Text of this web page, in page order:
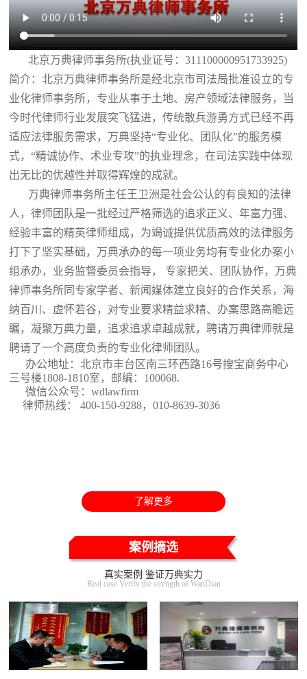
北京万典律师事务所(执业证号：311100000951733925)
简介：北京万典律师事务所是经北京市司法局批准设立的专
业化律师事务所，专业从事于土地、房产领域法律服务，当
今时代律师行业发展突飞猛进，传统散兵游勇方式已经不再
适应法律服务需求，万典坚持“专业化、团队化”的服务模
式，“精诚协作、术业专攻”的执业理念，在司法实践中体现
出无比的优越性并取得辉煌的成就。
万典律师事务所主任王卫洲是社会公认的有良知的法律
人，律师团队是一批经过严格筛选的追求正义、年富力强、
经验丰富的精英律师组成，为竭诚提供优质高效的法律服务
打下了坚实基础，万典承办的每一项业务均有专业化办案小
组承办，业务监督委员会指导， 专家把关、团队协作，万典
律师事务所同专家学者、新闻媒体建立良好的合作关系，海
纳百川、虚怀若谷，对专业要求精益求精、办案思路高瞻远
瞩，凝聚万典力量，追求追求卓越成就，聘请万典律师就是
聘请了一个高度负责的专业化律师团队。
办公地址：北京市丰台区南三环西路16号搜宝商务中心
三号楼1808-1810室 ，邮编：100068.
微信公众号：wdlawfirm
律师热线： 400-150-9288，010-8639-3036
了解更多
案例摘选
真实案例 鉴证万典实力
Real case Verify the strength of WanDian